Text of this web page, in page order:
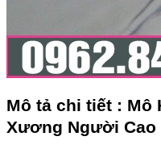
Mô tả chi tiết : Mô
Xương Người Cao